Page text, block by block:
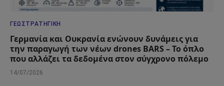
ΓΕΩΣΤΡΑΤΗΓΙΚΉ
Γερμανία και Ουκρανία ενώνουν δυνάμεις για
την παραγωγή των νέων drones BARS – Το όπλο
που αλλάζει τα δεδομένα στον σύγχρονο πόλεμο
14/07/2026